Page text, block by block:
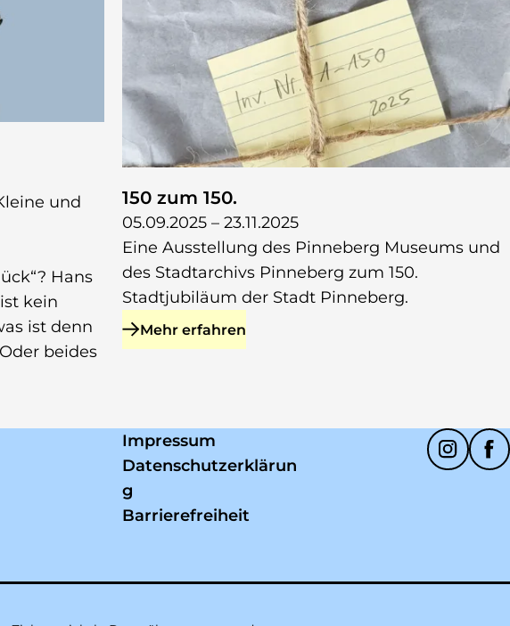
und
Hans
kein
ist denn
beides
150 zum 150.
05.09.2025 – 23.11.2025
Eine Ausstellung des Pinneberg Museums und
des Stadtarchivs Pinneberg zum 150.
Stadtjubiläum der Stadt Pinneberg.
Mehr erfahren
zu 150 zum 150.
Impressum
Datenschutzerklärun
g
Barrierefreiheit
Soziale Medien